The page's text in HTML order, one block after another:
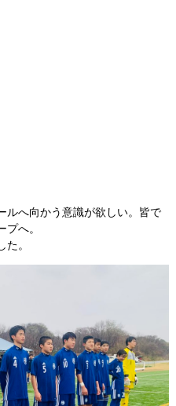
ルへ向かう意識が欲しい。皆で
へ。
。